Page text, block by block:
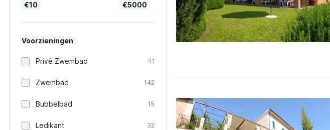
€10 €5000
Voorzieningen
Privé Zwembad 41
Zwembad 142
Bubbelbad 15
Ledikant 32